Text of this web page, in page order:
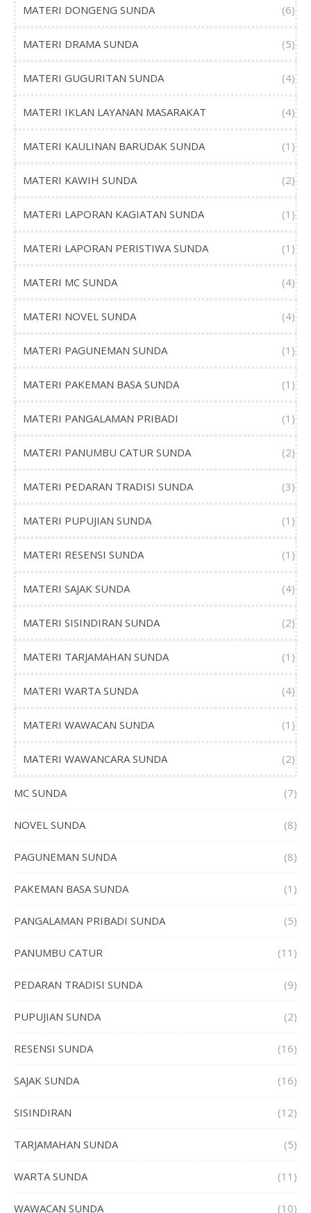
MATERI DONGENG SUNDA (6)
MATERI DRAMA SUNDA (5)
MATERI GUGURITAN SUNDA (4)
MATERI IKLAN LAYANAN MASARAKAT (4)
MATERI KAULINAN BARUDAK SUNDA (1)
MATERI KAWIH SUNDA (2)
MATERI LAPORAN KAGIATAN SUNDA (1)
MATERI LAPORAN PERISTIWA SUNDA (1)
MATERI MC SUNDA (4)
MATERI NOVEL SUNDA (4)
MATERI PAGUNEMAN SUNDA (1)
MATERI PAKEMAN BASA SUNDA (1)
MATERI PANGALAMAN PRIBADI (1)
MATERI PANUMBU CATUR SUNDA (2)
MATERI PEDARAN TRADISI SUNDA (3)
MATERI PUPUJIAN SUNDA (1)
MATERI RESENSI SUNDA (1)
MATERI SAJAK SUNDA (4)
MATERI SISINDIRAN SUNDA (2)
MATERI TARJAMAHAN SUNDA (1)
MATERI WARTA SUNDA (4)
MATERI WAWACAN SUNDA (1)
MATERI WAWANCARA SUNDA (2)
MC SUNDA (7)
NOVEL SUNDA (8)
PAGUNEMAN SUNDA (8)
PAKEMAN BASA SUNDA (1)
PANGALAMAN PRIBADI SUNDA (5)
PANUMBU CATUR (11)
PEDARAN TRADISI SUNDA (9)
PUPUJIAN SUNDA (2)
RESENSI SUNDA (16)
SAJAK SUNDA (16)
SISINDIRAN (12)
TARJAMAHAN SUNDA (5)
WARTA SUNDA (11)
WAWACAN SUNDA (10)